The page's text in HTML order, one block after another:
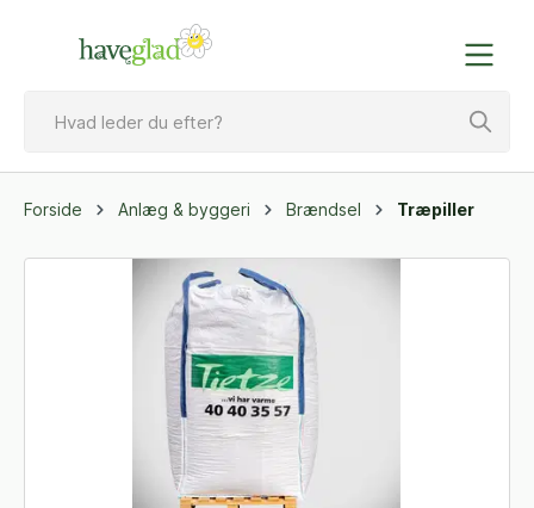
Forside Anlæg & byggeri Brændsel Træpiller